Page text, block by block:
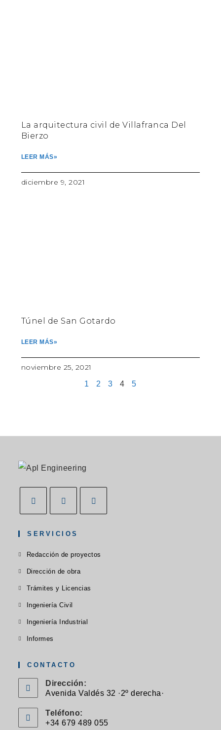
La arquitectura civil de Villafranca Del
Bierzo
LEER MÁS»
diciembre 9, 2021
Túnel de San Gotardo
LEER MÁS»
noviembre 25, 2021
1 2 3 4 5
SERVICIOS
Redacción de proyectos
Dirección de obra
Trámites y Licencias
Ingeniería Civil
Ingeniería Industrial
Informes
CONTACTO
Dirección:
Avenida Valdés 32 ·2º derecha·
Teléfono:
+34 679 489 055